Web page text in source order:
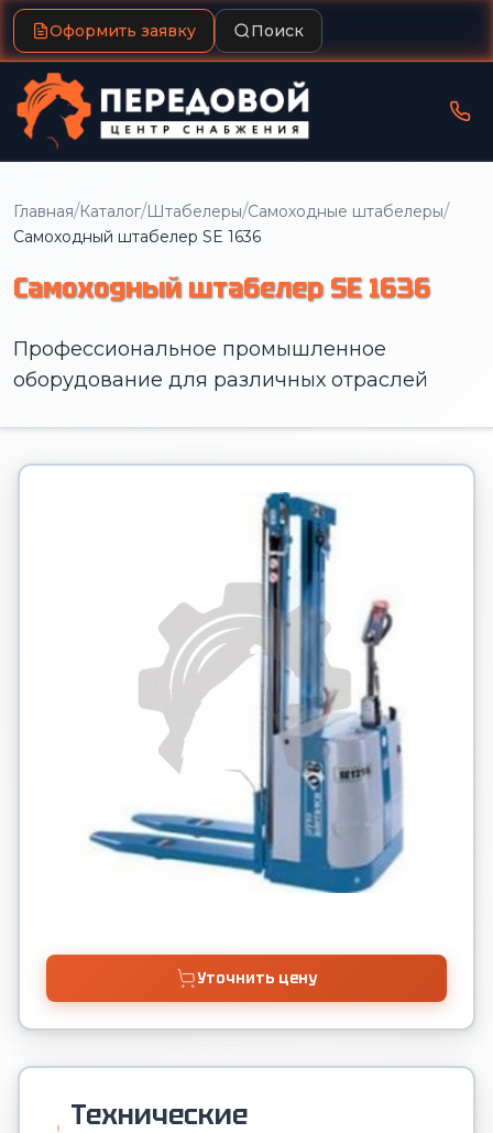
Оформить заявку Поиск
Главная/Каталог/Штабелеры/Самоходные штабелеры/
Самоходный штабелер SE 1636
Самоходный штабелер SE 1636
Профессиональное промышленное
оборудование для различных отраслей
Уточнить цену
Технические